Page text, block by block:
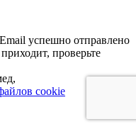
успешно отправлено
проверьте
cookie